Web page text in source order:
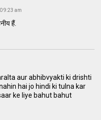
9:23 am
हैं.
aur abhibvyakti ki drishti
hai jo hindi ki tulna kar
ke liye bahut bahut